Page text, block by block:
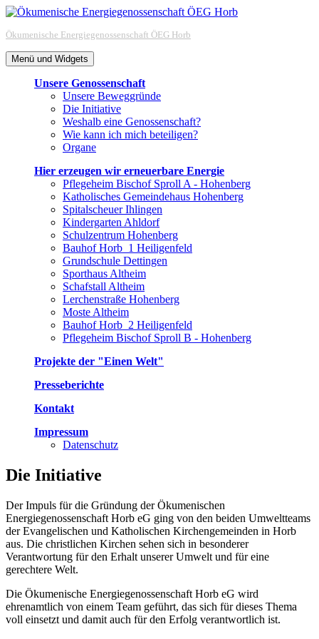
Zum
springen
Ökumenische Energiegenossenschaft ÖEG Horb
Menü und Widgets
Unsere Genossenschaft
Unsere Beweggründe
Die Initiative
Weshalb eine Genossenschaft?
Wie kann ich mich beteiligen?
Organe
Hier erzeugen wir erneuerbare Energie
Pflegeheim Bischof Sproll A - Hohenberg
Katholisches Gemeindehaus Hohenberg
Spitalscheuer Ihlingen
Kindergarten Ahldorf
Schulzentrum Hohenberg
Bauhof Horb_1 Heiligenfeld
Grundschule Dettingen
Sporthaus Altheim
Schafstall Altheim
Lerchenstraße Hohenberg
Moste Altheim
Bauhof Horb_2 Heiligenfeld
Pflegeheim Bischof Sproll B - Hohenberg
Projekte der "Einen Welt"
Presseberichte
Kontakt
Impressum
Datenschutz
Die Initiative
Der Impuls für die Gründung der Ökumenischen
Energiegenossenschaft Horb eG ging von den beiden Umweltteams
der Evangelischen und Katholischen Kirchengemeinden in Horb
aus. Die christlichen Kirchen sehen sich in besonderer
Verantwortung für den Erhalt unserer Umwelt und für eine
gerechtere Welt.
Die Ökumenische Energiegenossenschaft Horb eG wird
ehrenamtlich von einem Team geführt, das sich für dieses Thema
voll einsetzt und damit auch für den Erfolg verantwortlich ist.